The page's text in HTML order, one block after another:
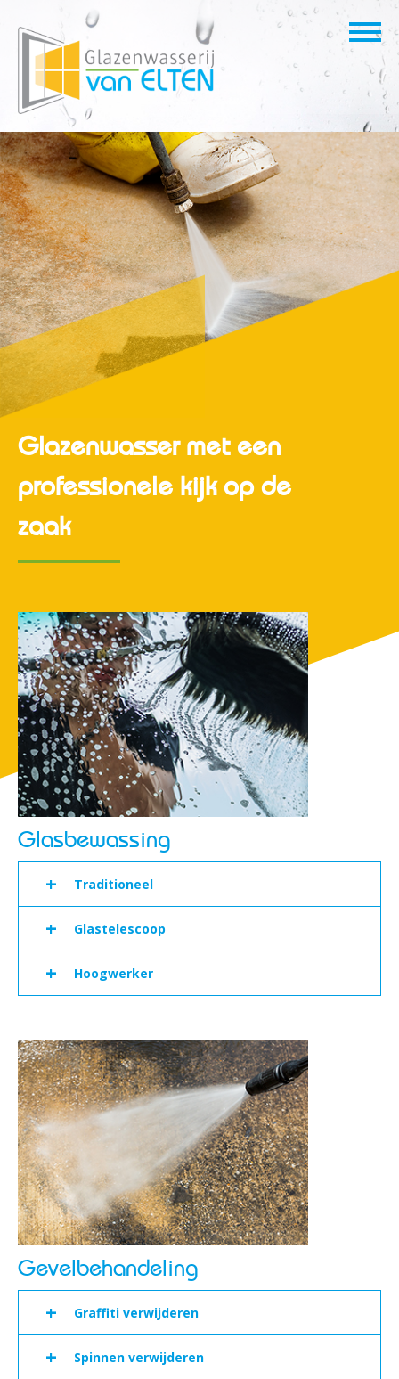
Glazenwasser met een
professionele kijk op de
zaak
Glasbewassing
+ Traditioneel
+ Glastelescoop
+ Hoogwerker
Gevelbehandeling
+ Graffiti verwijderen
+ Spinnen verwijderen